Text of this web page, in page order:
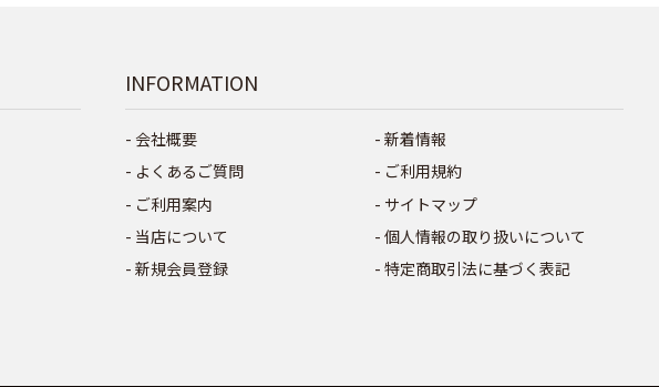
INFORMATION
会社概要
よくあるご質問
ご利用案内
当店について
新規会員登録
新着情報
ご利用規約
サイトマップ
個人情報の取り扱いについて
特定商取引法に基づく表記